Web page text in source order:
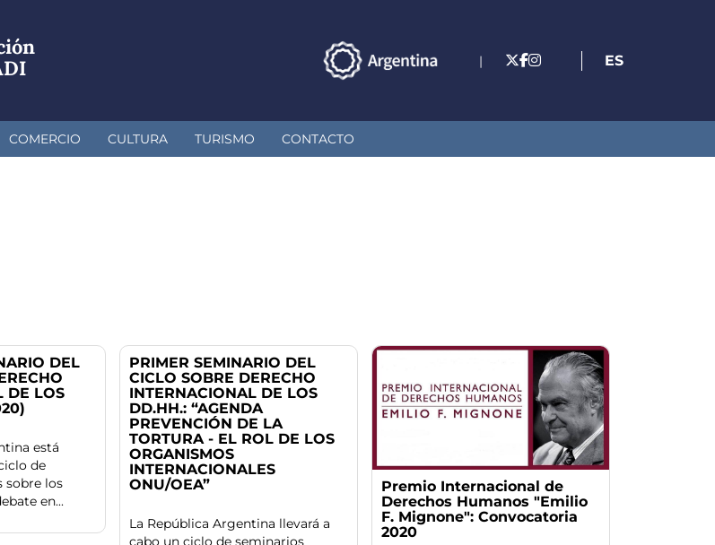
| ES
COMERCIO CULTURA TURISMO CONTACTO
DEL
DE LOS
está
de
sobre los
en...
PRIMER SEMINARIO DEL
CICLO SOBRE DERECHO
INTERNACIONAL DE LOS
DD.HH.: “AGENDA
PREVENCIÓN DE LA
TORTURA - EL ROL DE LOS
ORGANISMOS
INTERNACIONALES
ONU/OEA”
La República Argentina llevará a
cabo un ciclo de seminarios
Premio Internacional de
Derechos Humanos "Emilio
F. Mignone": Convocatoria
2020